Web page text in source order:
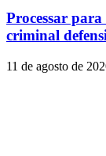
Processar
criminal
11 de agosto de